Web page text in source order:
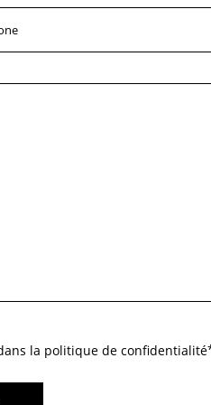
la politique de confidentialité